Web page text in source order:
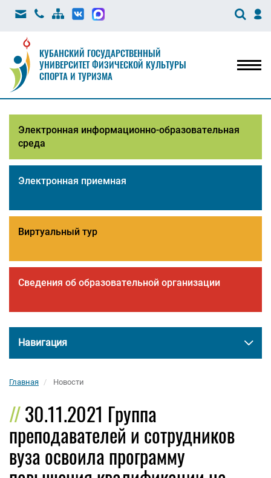
КУБАНСКИЙ ГОСУДАРСТВЕННЫЙ
УНИВЕРСИТЕТ ФИЗИЧЕСКОЙ КУЛЬТУРЫ
СПОРТА И ТУРИЗМА
Электронная информационно-образовательная
среда
Электронная приемная
Виртуальный тур
Сведения об образовательной организации
Навигация
Главная Новости
30.11.2021 Группа
преподавателей и сотрудников
вуза освоила программу